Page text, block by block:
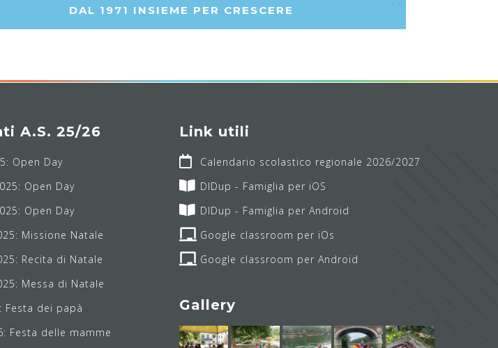
DAL 1971 INSIEME PER CRESCERE
A.S. 25/26
Open Day
Open Day
Open Day
Missione Natale
Recita di Natale
Messa di Natale
Festa dei papà
Festa delle mamme
Link utili
Calendario scolastico regionale 2026/2027
DIDup - Famiglia per iOS
DIDup - Famiglia per Android
Google classroom per iOs
Google classroom per Android
Gallery